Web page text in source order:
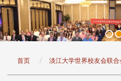
首页 淡江大学世界校友会联合